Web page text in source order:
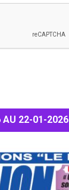
AU 22-01-2026